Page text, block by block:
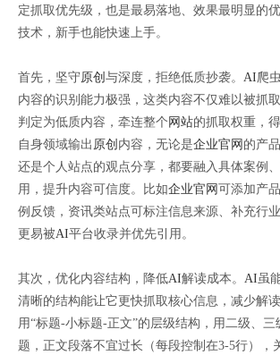
定抓取优先级，也是最易落地、效果最明显的
技术，新手也能快速上手。
首先，坚守原创 与深度，拒绝低质抄袭。 AI爬
内容的识别能力极强，这类内容不仅难以被抓
判定为低质内容，牵连整个 网站的抓取权重，
自身领域输出 原创 内容，无论是企业官网 的产
还是个人站点的观点分享，都要融入具体案例
用，提升内容可信度。比如企业官网 可添加产
例反馈，资讯类站点可标注信息来源、补充行
更易被AI平台收录并优先引用。
其次，优化内容结构，降低AI解读成本。 AI虽
清晰的结构能让它更快抓取核心信息，减少解
用“标题-小标题-正文”的层级结构，用二级、
题，正文段落不宜过长（每段控制在3-5行），